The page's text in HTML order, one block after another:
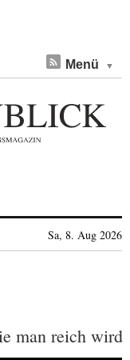
Menü
Sa, 8. Aug 2026
man reich wird